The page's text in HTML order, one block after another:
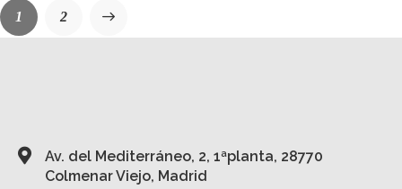
1 2
>
Av. del Mediterráneo, 2, 1ªplanta, 28770
Colmenar Viejo, Madrid